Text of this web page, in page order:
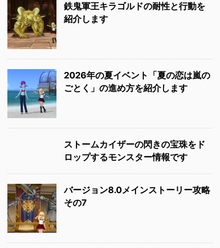
鉄鬼軍王キラゴルドの耐性と行動を
紹介します
2026年の夏イベント「夏の恋は嵐の
ごとく」の進め方を紹介します
ストームカイザーの閃きの宝珠をド
ロップするモンスター情報です
バージョン8.0メインストーリー攻略
その7